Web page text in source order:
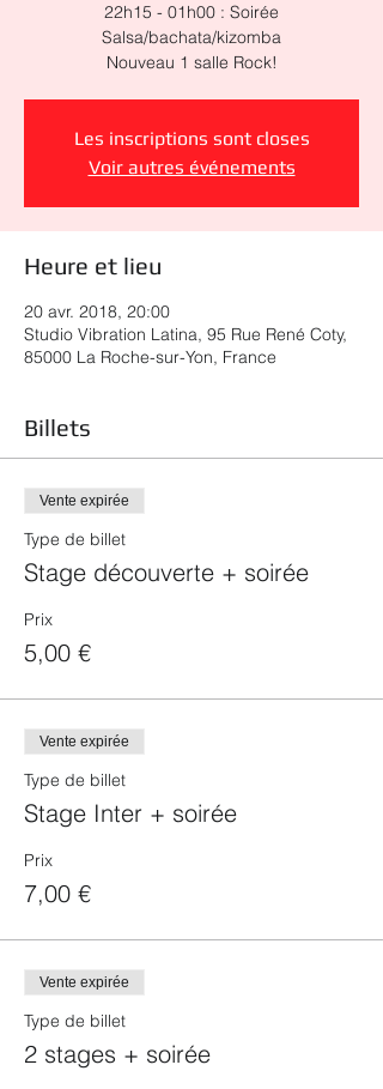
22h15 - 01h00 : Soirée
Salsa/bachata/kizomba
Nouveau 1 salle Rock!
Les inscriptions sont closes
Voir autres événements
Heure et lieu
20 avr. 2018, 20:00
Studio Vibration Latina, 95 Rue René Coty,
85000 La Roche-sur-Yon, France
Billets
Vente expirée
Type de billet
Stage découverte + soirée
Prix
5,00 €
Vente expirée
Type de billet
Stage Inter + soirée
Prix
7,00 €
Vente expirée
Type de billet
2 stages + soirée